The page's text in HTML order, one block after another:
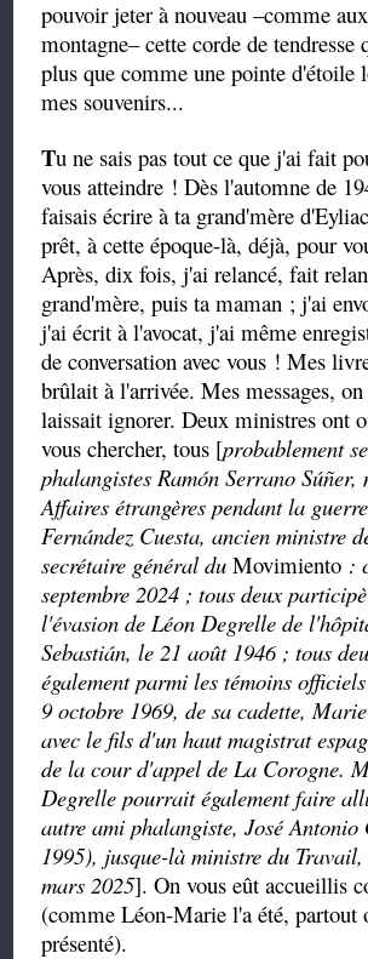
pouvoir jeter à nouveau –comme
montagne– cette corde de
plus que comme une pointe d'étoile
mes souvenirs...
Tu ne sais pas tout ce que j'ai fait
vous atteindre ! Dès l'automne de
faisais écrire à ta grand'mère
prêt, à cette époque-là, déjà, pour
Après, dix fois, j'ai relancé, fait
grand'mère, puis ta maman ; j'ai
j'ai écrit à l'avocat, j'ai même
de conversation avec vous ! Mes
brûlait à l'arrivée. Mes messages,
laissait ignorer. Deux ministres ont
vous chercher, tous [probablement
phalangistes Ramón Serrano Súñer,
Affaires étrangères pendant la
Fernández Cuesta, ancien ministre
secrétaire général duMovimiento :
septembre 2024 ; tous deux
l'évasion de Léon Degrelle de
Sebastián, le 21 août 1946 ; tous
également parmi les témoins
9 octobre 1969, de sa cadette,
avec le fils d'un haut magistrat
de la cour d'appel de La Corogne.
Degrelle pourrait également faire
autre ami phalangiste, José
1995), jusque-là ministre du
mars 2025]. On vous eût accueillis
(comme Léon-Marie l'a été, partout
présenté).